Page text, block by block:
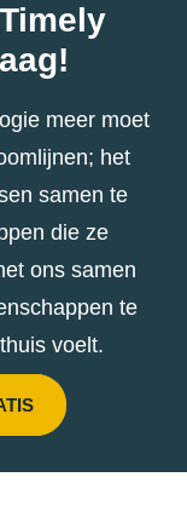
meer moet
het
samen te
die ze
ons samen
te
voelt.